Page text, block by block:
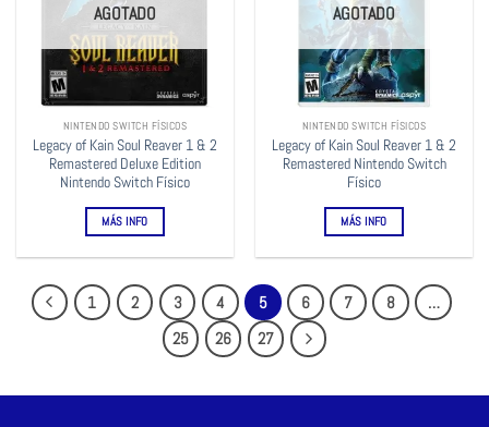
AGOTADO
NINTENDO SWITCH FÍSICOS
Legacy of Kain Soul Reaver 1 & 2
Remastered Deluxe Edition
Nintendo Switch Físico
MÁS INFO
AGOTADO
NINTENDO SWITCH FÍSICOS
Legacy of Kain Soul Reaver 1 & 2
Remastered Nintendo Switch
Físico
MÁS INFO
1 2 3 4 5 6 7 8
…
25
26 27